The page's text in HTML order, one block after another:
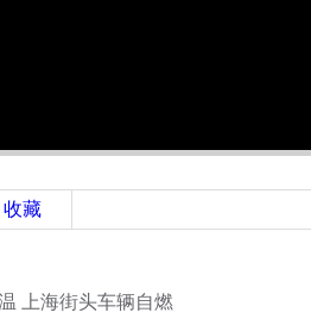
收藏
海街头车辆自燃